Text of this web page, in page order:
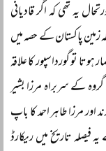
یہ تھی کہ اگر قادیانی
زمین پاکستان کے حصہ میں
تو گورداسپور کا علاقہ
کے سربراہ مرزا بشیر
اور مرزا طاہر احمد کا باپ
تاریخ میں ریکارڈ